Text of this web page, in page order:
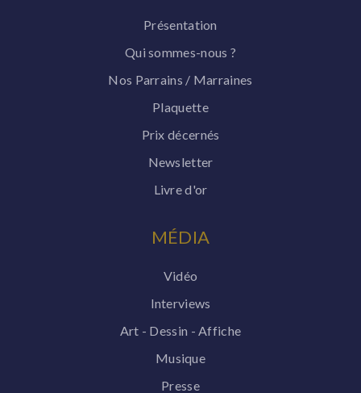
Présentation
Qui sommes-nous ?
Nos Parrains / Marraines
Plaquette
Prix décernés
Newsletter
Livre d'or
MÉDIA
Vidéo
Interviews
Art - Dessin - Affiche
Musique
Presse